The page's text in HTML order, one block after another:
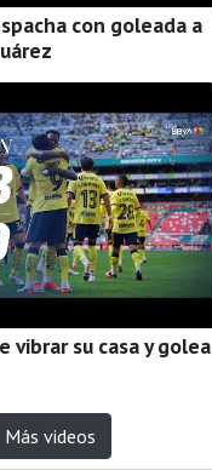
con goleada a
vibrar su casa y golea
Más videos